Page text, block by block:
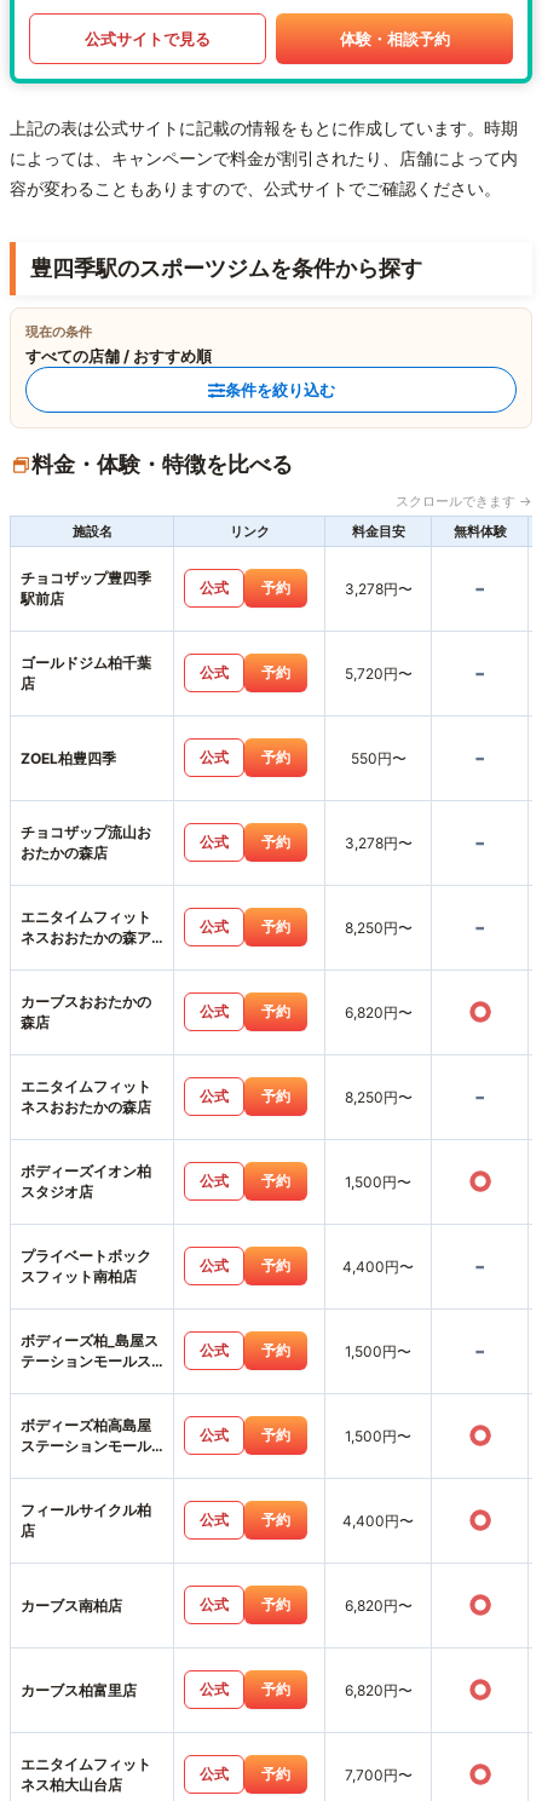
公式サイトで見る 体験・相談予約
上記の表は公式サイトに記載の情報をもとに作成しています。時期
によっては、キャンペーンで料金が割引されたり、店舗によって内
容が変わることもありますので、公式サイトでご確認ください。
豊四季駅のスポーツジムを条件から探す
現在の条件
すべての店舗 / おすすめ順
条件を絞り込む
料金・体験・特徴を比べる
スクロールできます →
施設名
リンク 料金目安 無料体験
チョコザップ豊四季
駅前店
公式 予約 3,278円〜 -
ゴールドジム柏千葉
店
公式 予約 5,720円〜 -
ZOEL柏豊四季 公式 予約 550円〜 -
チョコザップ流山お
おたかの森店
公式 予約 3,278円〜 -
エニタイムフィット
ネスおおたかの森ア
公式 予約 8,250円〜 -
カーブスおおたかの
森店
公式 予約 6,820円〜 ○
エニタイムフィット
ネスおおたかの森店
公式 予約 8,250円〜 -
ボディーズイオン柏
スタジオ店
公式 予約 1,500円〜 ○
プライベートボック
スフィット南柏店
公式 予約 4,400円〜 -
ボディーズ柏_島屋ス
テーションモールス
公式 予約 1,500円〜 -
ボディーズ柏高島屋
ステーションモール
公式 予約 1,500円〜 ○
フィールサイクル柏
店
公式 予約 4,400円〜 ○
カーブス南柏店 公式 予約 6,820円〜 ○
カーブス柏富里店 公式 予約 6,820円〜 ○
エニタイムフィット
ネス柏大山台店
公式 予約 7,700円〜 ○